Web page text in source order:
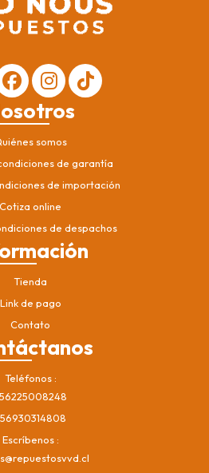
somos
de garantía
de importación
Cotiza online
de despachos
Tienda
Link de pago
Contato
Teléfonos
Escríbenos